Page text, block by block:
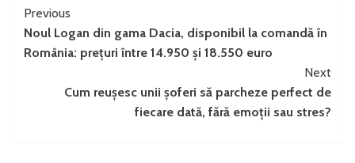
Continue
Reading
Previous
Noul Logan din gama Dacia, disponibil la comandă în
România: prețuri între 14.950 și 18.550 euro
Next
Cum reușesc unii șoferi să parcheze perfect de
fiecare dată, fără emoții sau stres?